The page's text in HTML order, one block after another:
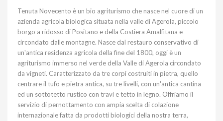
Tenuta Novecento è un bio agriturismo che nasce nel cuore di un
azienda agricola biologica situata nella valle di Agerola, piccolo
borgo a ridosso di Positano e della Costiera Amalfitana e
circondato dalle montagne. Nasce dal restauro conservativo di
un'antica residenza agricola della fine del 1800, oggi è un
agriturismo immerso nel verde della Valle di Agerola circondato
da vigneti. Caratterizzato da tre corpi costruiti in pietra, quello
centrare il tufo e pietra antica, su tre livelli, con un'antica cantina
ed un sottotetto rustico con travi e tetto in legno. Offriamo il
servizio di pernottamento con ampia scelta di colazione
internazionale fatta da prodotti biologici della nostra terra,